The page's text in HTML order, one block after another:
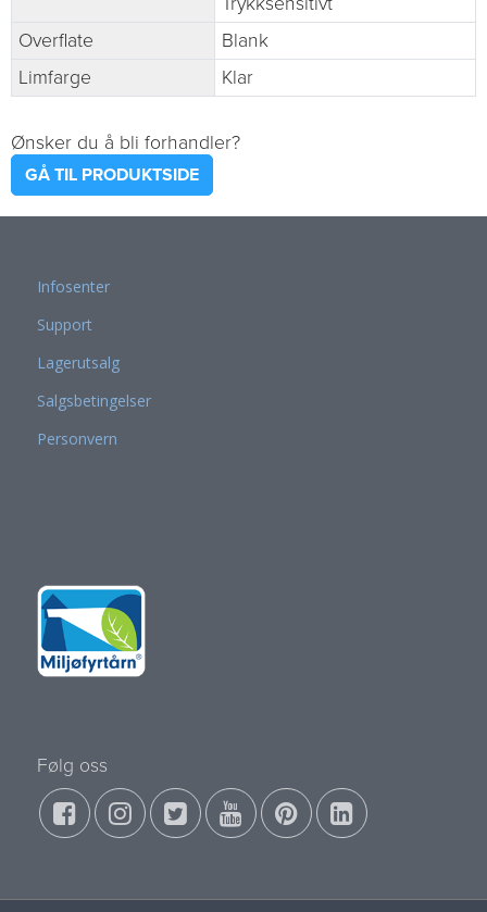
Overflate
Blank
Limfarge
Klar
Ønsker du å bli forhandler?
GÅ TIL PRODUKTSIDE
Infosenter
Support
Lagerutsalg
Salgsbetingelser
Personvern
Følg oss